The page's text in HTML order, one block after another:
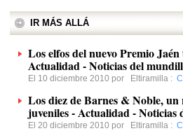
IR MÁS ALLÁ
Los elfos del nuevo Premio
Actualidad - Noticias del
El 10 diciembre 2010 por Eltiramilla :
Los diez de Barnes & Noble,
juveniles - Actualidad - Noticias
El 20 diciembre 2010 por Eltiramilla :